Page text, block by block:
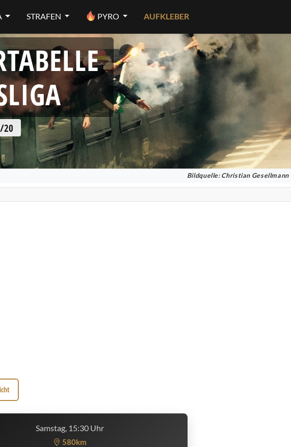
STRAFEN PYRO AUFKLEBER
20
Bildquelle: Christian Gesellmann
Samstag, 15:30 Uhr
580km